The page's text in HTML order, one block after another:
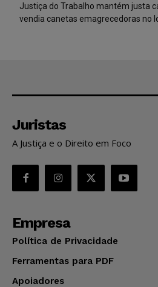
Justiça do Trabalho mantém justa
vendia canetas emagrecedoras no
Juristas
A Justiça e o Direito em Foco
Empresa
Política de Privacidade
Ferramentas para PDF
Apoiadores